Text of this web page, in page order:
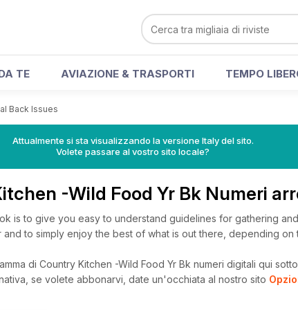
TE AVIAZIONE & TRASPORTI TEMPO
Back Issues
Attualmente si sta visualizzando la versione Italy del sito.
Volete passare al vostro sito locale?
-Wild Food Yr Bk Numeri
is to give you easy to understand guidelines for gathering
and to simply enjoy the best of what is out there, depending on
di Country Kitchen -Wild Food Yr Bk numeri digitali qui
se volete abbonarvi, date un'occhiata al nostro sito